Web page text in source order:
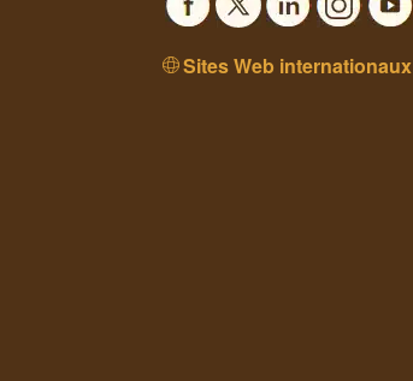
Sites Web internationaux